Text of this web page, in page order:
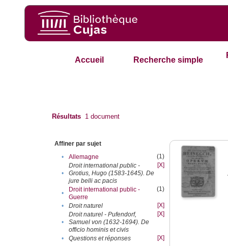
Accueil Recherche simple
Résultats 1 document
Affiner par sujet
•
Allemagne (1)
•
Droit international public -
Grotius, Hugo (1583-1645). De
jure belli ac pacis
[X]
•
Droit international public -
Guerre
(1)
• Droit naturel [X]
•
Droit naturel - Pufendorf,
Samuel von (1632-1694). De
officio hominis et civis
[X]
• Questions et réponses
[X]